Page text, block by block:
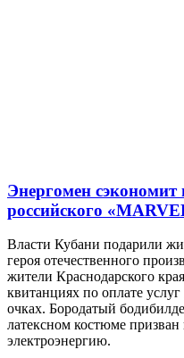
Энергомен
российского
Власти Кубани подарили
героя отечественного
жители Краснодарского
квитанциях по оплате
очках. Бородатый
латексном костюме
электроэнергию.